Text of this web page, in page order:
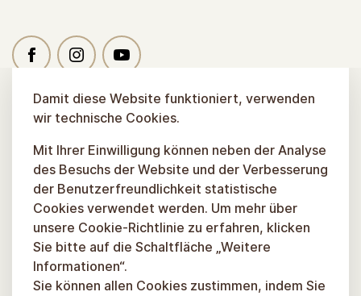
Damit diese Website funktioniert, verwenden
wir technische Cookies.
Mit Ihrer Einwilligung können neben der Analyse
des Besuchs der Website und der Verbesserung
der Benutzerfreundlichkeit statistische
Cookies verwendet werden. Um mehr über
unsere Cookie-Richtlinie zu erfahren, klicken
Sie bitte auf die Schaltfläche „Weitere
Informationen“.
Sie können allen Cookies zustimmen, indem Sie